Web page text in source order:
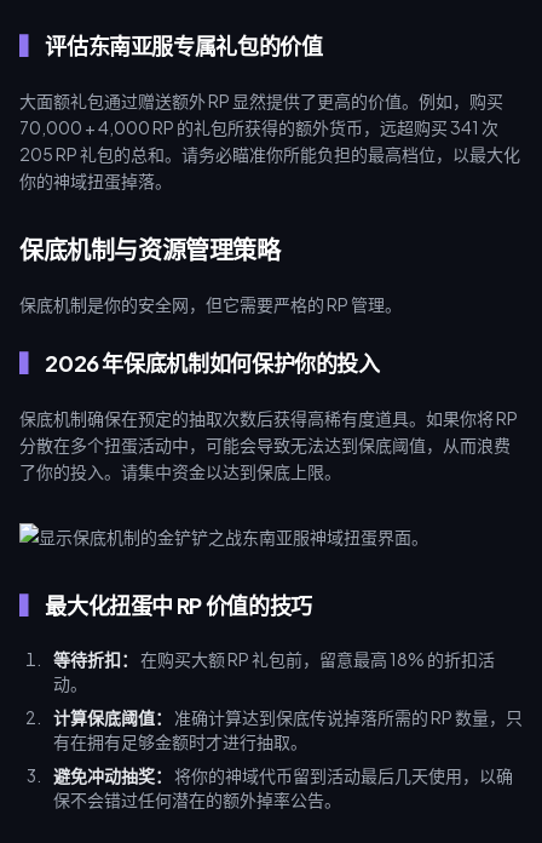
评估东南亚服专属礼包的价值
大面额礼包通过赠送额外 RP 显然提供了更高的价值。例如，购买
70,000 + 4,000 RP 的礼包所获得的额外货币，远超购买 341 次
205 RP 礼包的总和。请务必瞄准你所能负担的最高档位，以最大化
你的神域扭蛋掉落。
保底机制与资源管理策略
保底机制是你的安全网，但它需要严格的 RP 管理。
2026 年保底机制如何保护你的投入
保底机制确保在预定的抽取次数后获得高稀有度道具。如果你将 RP
分散在多个扭蛋活动中，可能会导致无法达到保底阈值，从而浪费
了你的投入。请集中资金以达到保底上限。
最大化扭蛋中 RP 价值的技巧
等待折扣：
在购买大额 RP 礼包前，留意最高 18% 的折扣活
动。
计算保底阈值：
准确计算达到保底传说掉落所需的 RP 数量，只
有在拥有足够金额时才进行抽取。
避免冲动抽奖：
将你的神域代币留到活动最后几天使用，以确
保不会错过任何潜在的额外掉率公告。